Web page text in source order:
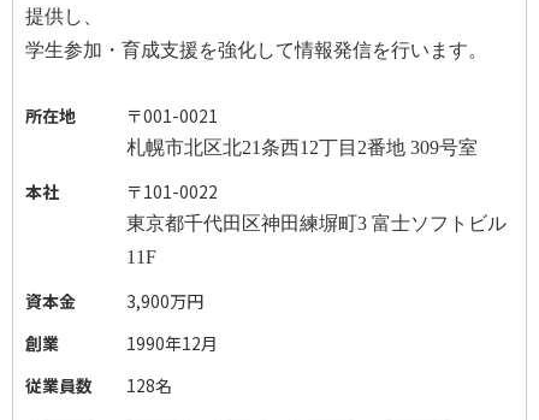
提供し、
学生参加・育成支援を強化して情報発信を行います。
所在地 〒001-0021
札幌市北区北21条西12丁目 2番地 309号室
本社 〒101-0022
東京都千代田区神田練塀町3 富士ソフトビル
11F
資本金
3,900万円
創業
1990年12月
従業員数
128名